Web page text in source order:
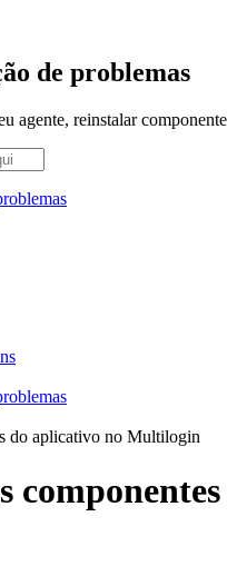
de problemas
agente, reinstalar
do aplicativo no Multilogin